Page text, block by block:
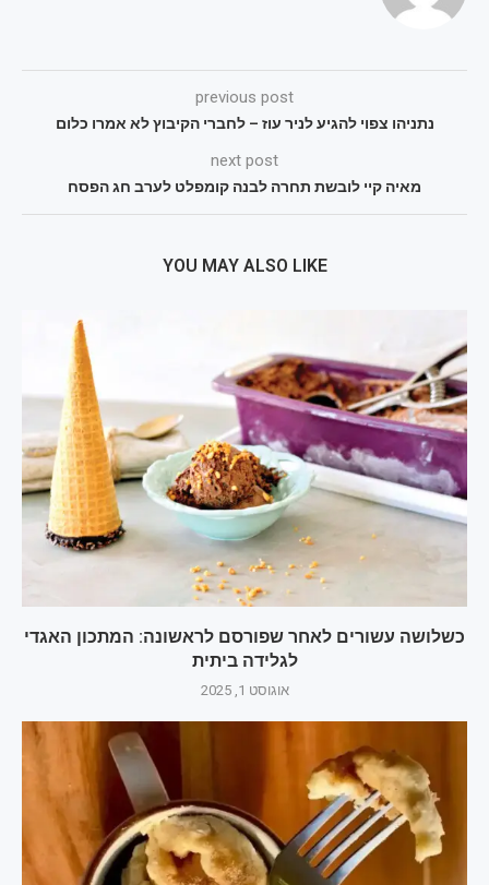
previous post
נתניהו צפוי להגיע לניר עוז – לחברי הקיבוץ לא אמרו כלום
next post
מאיה קיי לובשת תחרה לבנה קומפלט לערב חג הפסח
YOU MAY ALSO LIKE
כשלושה עשורים לאחר שפורסם לראשונה: המתכון האגדי
לגלידה ביתית
אוגוסט 1, 2025